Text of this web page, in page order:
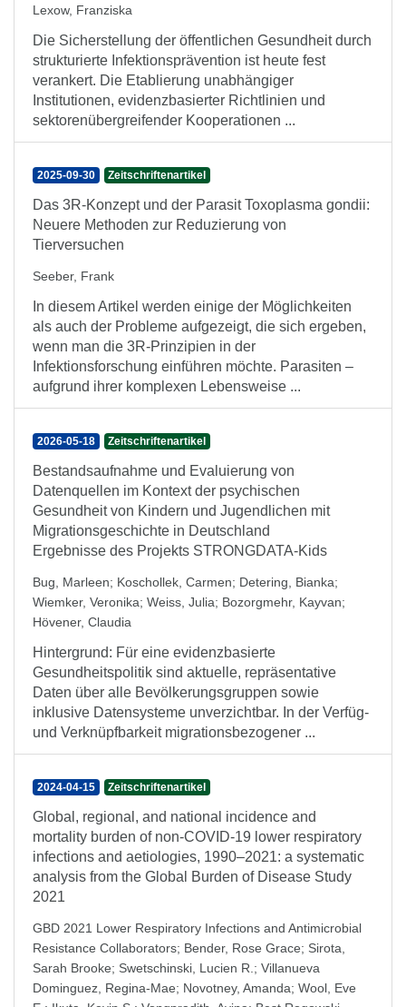
Lexow, Franziska
Die Sicherstellung der öffentlichen Gesundheit durch
strukturierte Infektionsprävention ist heute fest
verankert. Die Etablierung unabhängiger
Institutionen, evidenzbasierter Richtlinien und
sektorenübergreifender Kooperationen ...
2025-09-30 Zeitschriftenartikel
Das 3R-Konzept und der Parasit Toxoplasma gondii:
Neuere Methoden zur Reduzierung von
Tierversuchen
Seeber, Frank
In diesem Artikel werden einige der Möglichkeiten
als auch der Probleme aufgezeigt, die sich ergeben,
wenn man die 3R-Prinzipien in der
Infektionsforschung einführen möchte. Parasiten –
aufgrund ihrer komplexen Lebensweise ...
2026-05-18 Zeitschriftenartikel
Bestandsaufnahme und Evaluierung von
Datenquellen im Kontext der psychischen
Gesundheit von Kindern und Jugendlichen mit
Migrationsgeschichte in Deutschland
Ergebnisse des Projekts STRONGDATA-Kids
Bug, Marleen; Koschollek, Carmen; Detering, Bianka;
Wiemker, Veronika; Weiss, Julia; Bozorgmehr, Kayvan;
Hövener, Claudia
Hintergrund: Für eine evidenzbasierte
Gesundheitspolitik sind aktuelle, repräsentative
Daten über alle Bevölkerungsgruppen sowie
inklusive Datensysteme unverzichtbar. In der Verfüg-
und Verknüpfbarkeit migrationsbezogener ...
2024-04-15 Zeitschriftenartikel
Global, regional, and national incidence and
mortality burden of non-COVID-19 lower respiratory
infections and aetiologies, 1990–2021: a systematic
analysis from the Global Burden of Disease Study
2021
GBD 2021 Lower Respiratory Infections and Antimicrobial
Resistance Collaborators; Bender, Rose Grace; Sirota,
Sarah Brooke; Swetschinski, Lucien R. ; Villanueva
Dominguez, Regina-Mae; Novotney, Amanda; Wool, Eve